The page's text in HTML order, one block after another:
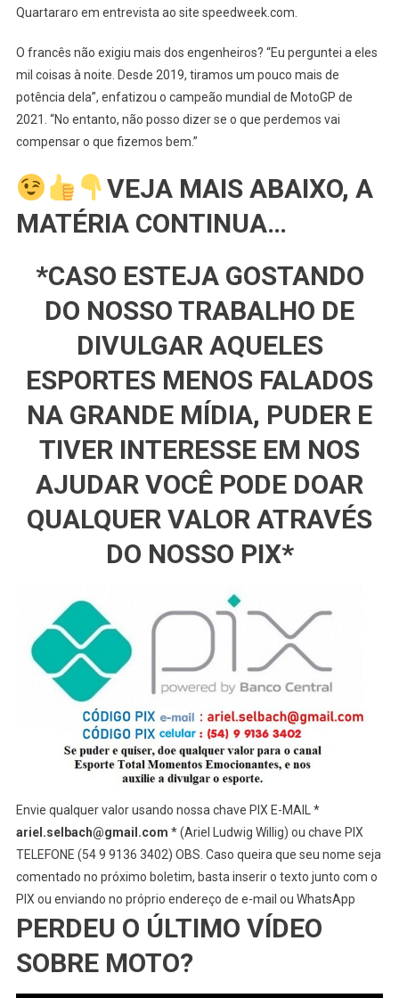
Quartararo em entrevista ao site speedweek.com.
O francês não exigiu mais dos engenheiros? “Eu perguntei a eles
mil coisas à noite. Desde 2019, tiramos um pouco mais de
potência dela”, enfatizou o campeão mundial de MotoGP de
2021. “No entanto, não posso dizer se o que perdemos vai
compensar o que fizemos bem.”
VEJA MAIS ABAIXO, A
MATÉRIA CONTINUA…
*CASO ESTEJA GOSTANDO
DO NOSSO TRABALHO DE
DIVULGAR AQUELES
ESPORTES MENOS FALADOS
NA GRANDE MÍDIA, PUDER E
TIVER INTERESSE EM NOS
AJUDAR VOCÊ PODE DOAR
QUALQUER VALOR ATRAVÉS
DO NOSSO PIX*
Envie qualquer valor usando nossa chave PIX E-MAIL *
ariel.selbach@gmail.com * (Ariel Ludwig Willig) ou chave PIX
TELEFONE (54 9 9136 3402) OBS. Caso queira que seu nome seja
comentado no próximo boletim, basta inserir o texto junto com o
PIX ou enviando no próprio endereço de e-mail ou WhatsApp
PERDEU O ÚLTIMO VÍDEO
SOBRE MOTO?